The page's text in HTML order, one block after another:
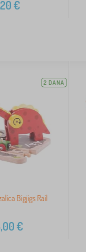
€
2 DANA
Bigjigs Rail
€